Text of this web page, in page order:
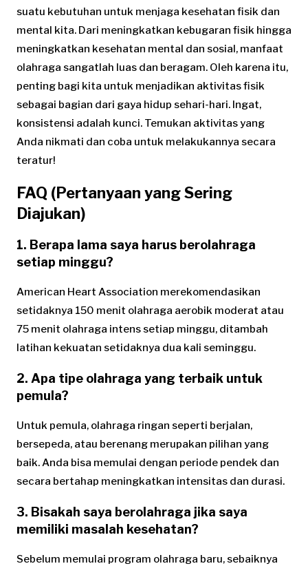
suatu kebutuhan untuk menjaga kesehatan fisik dan
mental kita. Dari meningkatkan kebugaran fisik hingga
meningkatkan kesehatan mental dan sosial, manfaat
olahraga sangatlah luas dan beragam. Oleh karena itu,
penting bagi kita untuk menjadikan aktivitas fisik
sebagai bagian dari gaya hidup sehari-hari. Ingat,
konsistensi adalah kunci. Temukan aktivitas yang
Anda nikmati dan coba untuk melakukannya secara
teratur!
FAQ (Pertanyaan yang Sering
Diajukan)
1. Berapa lama saya harus berolahraga
setiap minggu?
American Heart Association merekomendasikan
setidaknya 150 menit olahraga aerobik moderat atau
75 menit olahraga intens setiap minggu, ditambah
latihan kekuatan setidaknya dua kali seminggu.
2. Apa tipe olahraga yang terbaik untuk
pemula?
Untuk pemula, olahraga ringan seperti berjalan,
bersepeda, atau berenang merupakan pilihan yang
baik. Anda bisa memulai dengan periode pendek dan
secara bertahap meningkatkan intensitas dan durasi.
3. Bisakah saya berolahraga jika saya
memiliki masalah kesehatan?
Sebelum memulai program olahraga baru, sebaiknya